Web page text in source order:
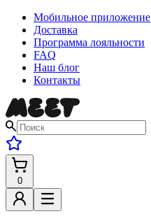
Мобильное приложение
Доставка
Программа лояльности
FAQ
Наш блог
Контакты
0